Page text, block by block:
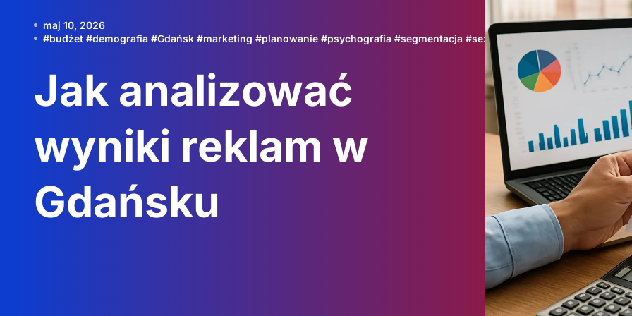
maj 10, 2026
#budżet #demografia #Gdańsk #marketing #planowanie #psychografia #segmentacja #sezonowość
Jak analizować
wyniki reklam w
Gdańsku